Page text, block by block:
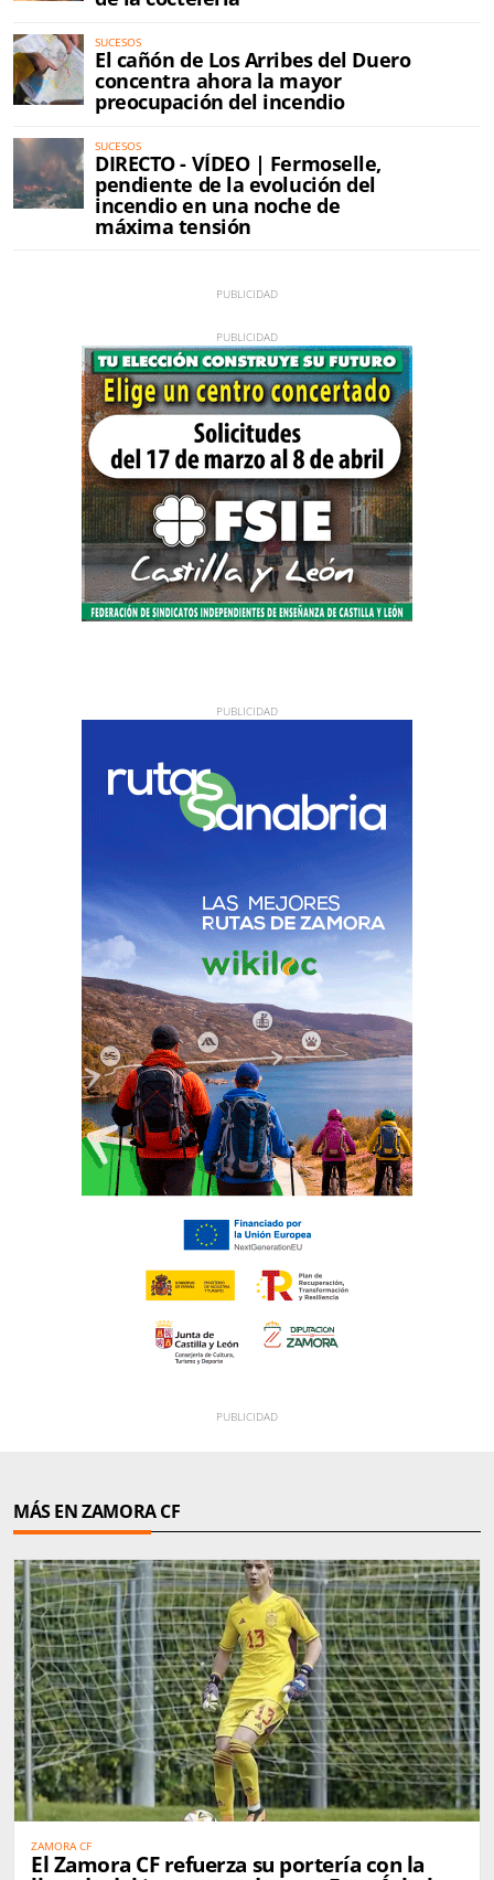
SUCESOS
El cañón de Los Arribes del Duero
concentra ahora la mayor
preocupación del incendio
SUCESOS
DIRECTO - VÍDEO | Fermoselle,
pendiente de la evolución del
incendio en una noche de
máxima tensión
MÁS EN ZAMORA CF
ZAMORA CF
El Zamora CF refuerza su portería con la